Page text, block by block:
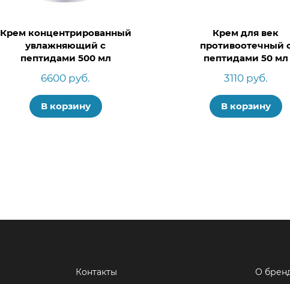
Крем концентрированный
увлажняющий с
пептидами 500 мл
6600 руб.
В корзину
Крем для век
противоотечный
пептидами 50 мл
3110 руб.
В корзину
Контакты О